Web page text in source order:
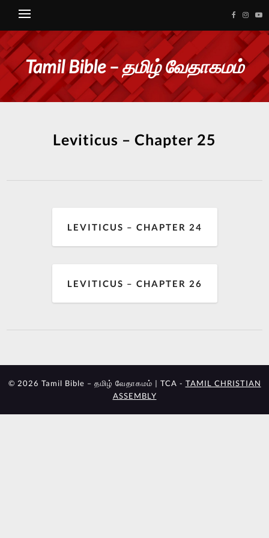
Tamil Bible – தமிழ் வேதாகமம்
Leviticus – Chapter 25
LEVITICUS – CHAPTER 24
LEVITICUS – CHAPTER 26
© 2026 Tamil Bible – தமிழ் வேதாகமம் | TCA - TAMIL CHRISTIAN
ASSEMBLY